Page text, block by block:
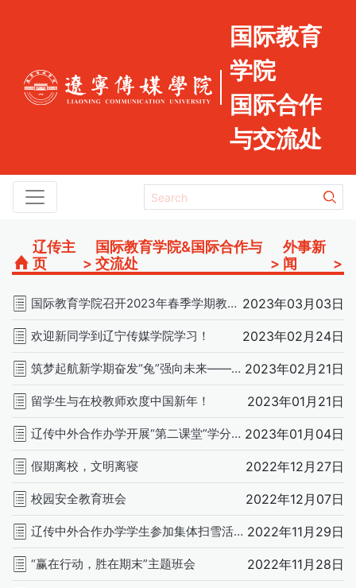
国际教育
学院
国际合作
与交流处
辽传主
页
>
国际教育学院&国际合作与
交流处
>
外事新
闻
>
国际教育学院召开2023年春季学期教学动员会 2023年03月03日
欢迎新同学到辽宁传媒学院学习！ 2023年02月24日
筑梦起航新学期奋发“兔”强向未来——国际教育学院开展“开学第一课” 2023年02月21日
留学生与在校教师欢度中国新年！ 2023年01月21日
辽传中外合作办学开展“第二课堂”学分成绩化管理讲座 2023年01月04日
假期离校，文明离寝 2022年12月27日
校园安全教育班会 2022年12月07日
辽传中外合作办学学生参加集体扫雪活动 2022年11月29日
“赢在行动，胜在期末”主题班会 2022年11月28日